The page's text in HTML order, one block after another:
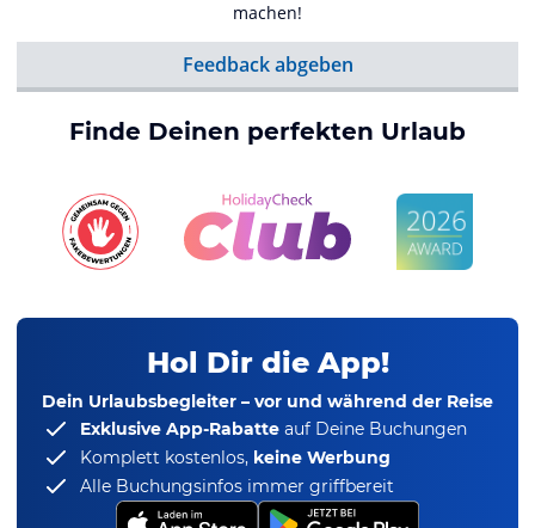
machen!
Feedback abgeben
Finde Deinen perfekten Urlaub
Hol Dir die App!
Dein Urlaubsbegleiter – vor und während der Reise
Exklusive App-Rabatte auf Deine Buchungen
Komplett kostenlos, keine Werbung
Alle Buchungsinfos immer griffbereit